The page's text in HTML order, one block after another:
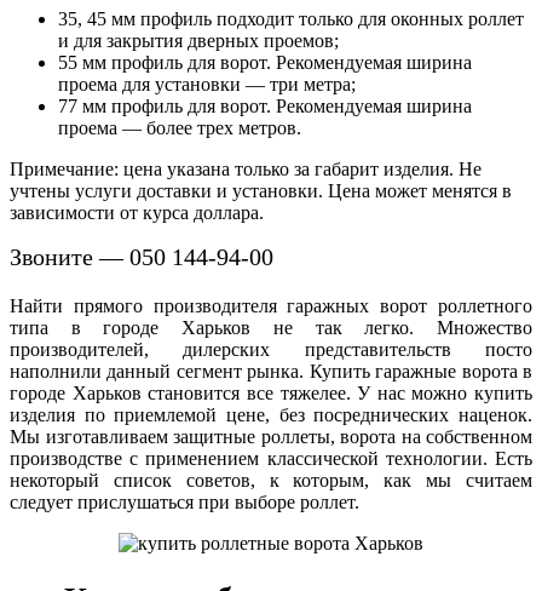
35, 45 мм профиль подходит только для оконных роллет
и для закрытия дверных проемов;
55 мм профиль для ворот. Рекомендуемая ширина
проема для установки — три метра;
77 мм профиль для ворот. Рекомендуемая ширина
проема — более трех метров.
Примечание: цена указана только за габарит изделия. Не
учтены услуги доставки и установки. Цена может менятся в
зависимости от курса доллара.
Звоните — 050 144-94-00
Найти прямого производителя гаражных ворот роллетного
типа в городе Харьков не так легко. Множество
производителей, дилерских представительств посто
наполнили данный сегмент рынка. Купить гаражные ворота в
городе Харьков становится все тяжелее. У нас можно купить
изделия по приемлемой цене, без посреднических наценок.
Мы изготавливаем защитные роллеты, ворота на собственном
производстве с применением классической технологии. Есть
некоторый список советов, к которым, как мы считаем
следует прислушаться при выборе роллет.